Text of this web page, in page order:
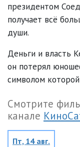
президентом
получает всё
души.
Деньги и власть
он потерял
символом
Смотрите
канале
Пт, 14 авг.